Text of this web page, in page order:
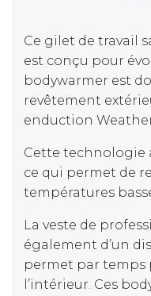
Ce gilet de travail
est conçu pour
bodywarmer est
revêtement
enduction
Cette technologie
ce qui permet de
températures
La veste de
également d’un
permet par temps
l’intérieur. Ces